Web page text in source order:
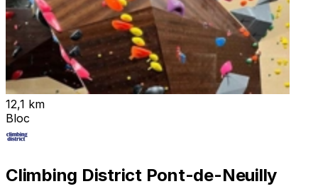
12,1 km
Bloc
Climbing District Pont-de-Neuilly